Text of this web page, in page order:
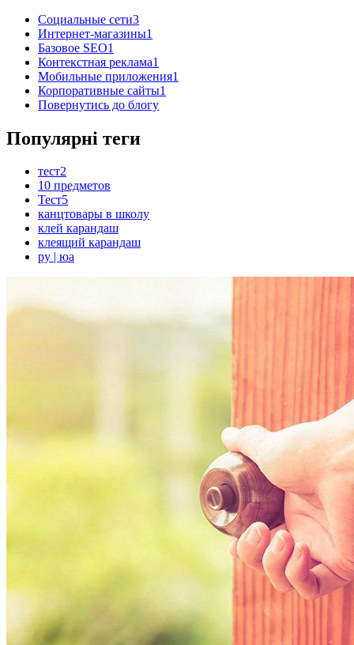
Социальные сети3
Интернет-магазины1
Базовое SEO1
Контекстная реклама1
Мобильные приложения1
Корпоративные сайты1
Повернутись до блогу
Популярні теги
тест2
10 предметов
Тест5
канцтовары в школу
клей карандаш
клеящий карандаш
ру | юа